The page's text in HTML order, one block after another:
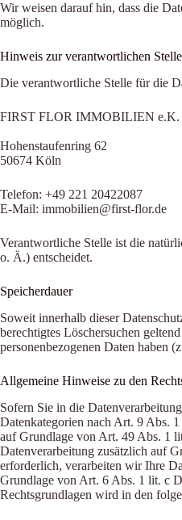
Wir weisen darauf hin, dass die
möglich.
Hinweis zur verantwortlichen Stelle
Die verantwortliche Stelle für die
FIRST FLOR IMMOBILIEN e.K.
Hohenstaufenring 62
50674 Köln
Telefon: +49 221 20422087
E-Mail: immobilien@first-flor.de
Verantwortliche Stelle ist die
o. Ä.) entscheidet.
Speicherdauer
Soweit innerhalb dieser
berechtigtes Löschersuchen
personenbezogenen Daten haben
Allgemeine Hinweise zu den
Sofern Sie in die
Datenkategorien nach Art. 9 Abs.
auf Grundlage von Art. 49 Abs. 1
Datenverarbeitung zusätzlich auf
erforderlich, verarbeiten wir Ihre
Grundlage von Art. 6 Abs. 1 lit. c
Rechtsgrundlagen wird in den